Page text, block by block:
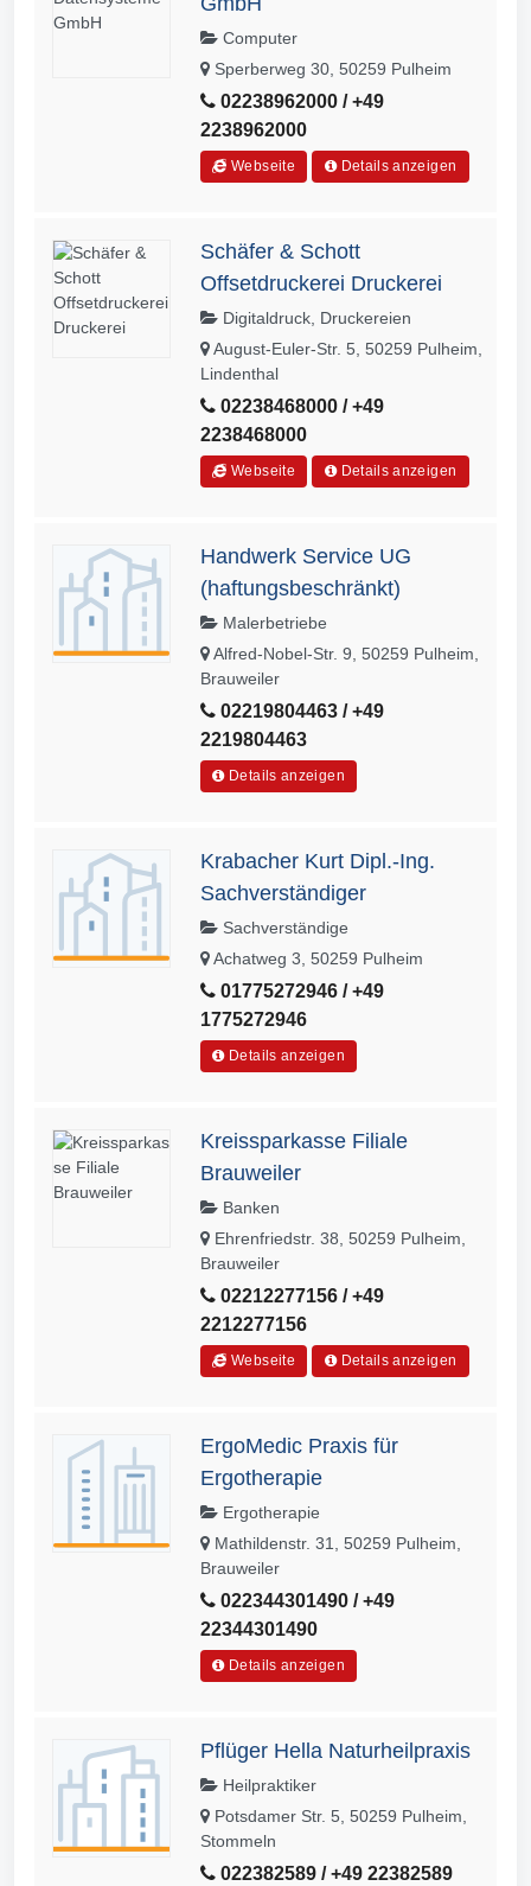
Computer
Sperberweg 30, 50259 Pulheim
02238962000 / +49
2238962000
Webseite Details anzeigen
Schäfer & Schott
Offsetdruckerei Druckerei
Digitaldruck, Druckereien
August-Euler-Str. 5, 50259 Pulheim,
Lindenthal
02238468000 / +49
2238468000
Webseite Details anzeigen
Handwerk Service UG
(haftungsbeschränkt)
Malerbetriebe
Alfred-Nobel-Str. 9, 50259 Pulheim,
Brauweiler
02219804463 / +49
2219804463
Details anzeigen
Krabacher Kurt Dipl.-Ing.
Sachverständiger
Sachverständige
Achatweg 3, 50259 Pulheim
01775272946 / +49
1775272946
Details anzeigen
Kreissparkasse Filiale
Brauweiler
Banken
Ehrenfriedstr. 38, 50259 Pulheim,
Brauweiler
02212277156 / +49
2212277156
Webseite Details anzeigen
ErgoMedic Praxis für
Ergotherapie
Ergotherapie
Mathildenstr. 31, 50259 Pulheim,
Brauweiler
022344301490 / +49
22344301490
Details anzeigen
Pflüger Hella Naturheilpraxis
Heilpraktiker
Potsdamer Str. 5, 50259 Pulheim,
Stommeln
022382589 / +49 22382589